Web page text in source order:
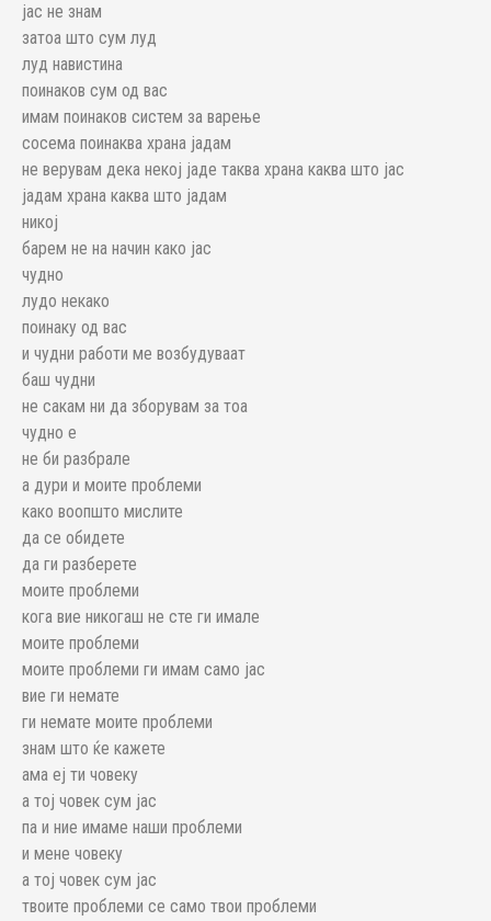
јас не знам
затоа што сум луд
луд навистина
поинаков сум од вас
имам поинаков систем за варење
сосема поинаква храна јадам
не верувам дека некој јаде таква храна каква што јас
јадам храна каква што јадам
никој
барем не на начин како јас
чудно
лудо некако
поинаку од вас
и чудни работи ме возбудуваат
баш чудни
не сакам ни да зборувам за тоа
чудно е
не би разбрале
а дури и моите проблеми
како воопшто мислите
да се обидете
да ги разберете
моите проблеми
кога вие никогаш не сте ги имале
моите проблеми
моите проблеми ги имам само јас
вие ги немате
ги немате моите проблеми
знам што ќе кажете
ама еј ти човеку
а тој човек сум јас
па и ние имаме наши проблеми
и мене човеку
а тој човек сум јас
твоите проблеми се само твои проблеми